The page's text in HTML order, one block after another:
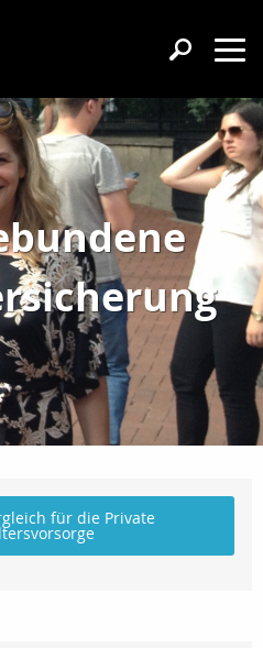
für die Private